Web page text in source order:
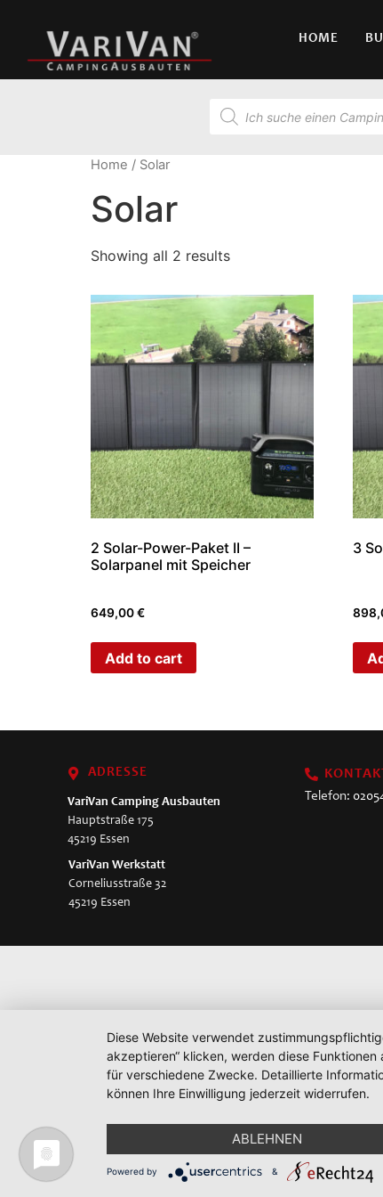
HOME
Home / Solar
Solar
Showing all 2 results
2 Solar-Power-Paket II –
Solarpanel mit Speicher
649,00€
Add to cart
3
ADRESSE
VariVan Camping Ausbauten
Hauptstraße 175
45219 Essen
VariVan Werkstatt
Corneliusstraße 32
45219 Essen
Telefon:
Diese Website verwendet
akzeptieren“ klicken, werden diese
für verschiedene Zwecke. Detaillierte
können Ihre Einwilligung jederzeit widerrufen.
ABLEHNEN
Powered by &